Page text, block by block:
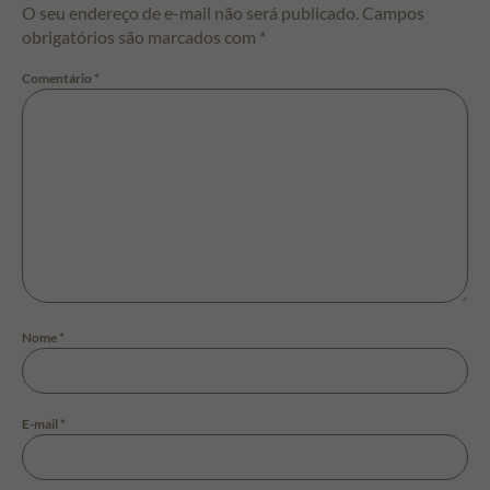
O seu endereço de e-mail não será publicado. Campos
obrigatórios são marcados com *
Comentário *
Nome *
E-mail *